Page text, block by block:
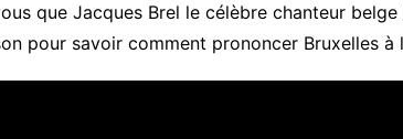
que Jacques Brel le célèbre chanteur
pour savoir comment prononcer Bruxelles à